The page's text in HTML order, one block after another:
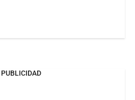
PUBLICIDAD